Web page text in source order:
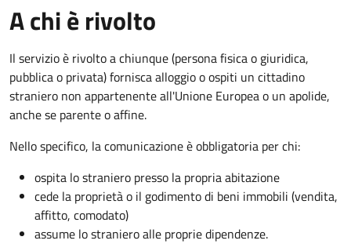
A chi è rivolto
Il servizio è rivolto a chiunque (persona fisica o giuridica,
pubblica o privata) fornisca alloggio o ospiti un cittadino
straniero non appartenente all'Unione Europea o un apolide,
anche se parente o affine.
Nello specifico, la comunicazione è obbligatoria per chi:
ospita lo straniero presso la propria abitazione
cede la proprietà o il godimento di beni immobili (vendita,
affitto, comodato)
assume lo straniero alle proprie dipendenze.